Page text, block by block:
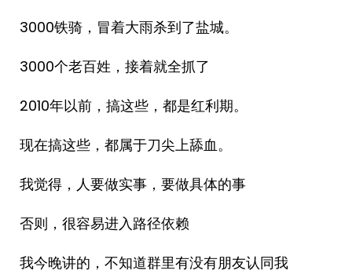
3000铁骑，冒着大雨杀到了盐城。
3000个老百姓，接着就全抓了
2010年以前，搞这些，都是红利期。
现在搞这些，都属于刀尖上舔血。
我觉得，人要做实事，要做具体的事
否则，很容易进入路径依赖
我今晚讲的，不知道群里有没有朋友认同我